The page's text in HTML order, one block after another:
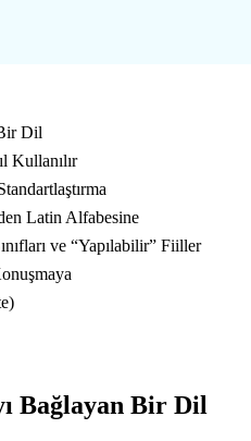
Dil
Kullanılır
Latin Alfabesine
ve “Yapılabilir” Fiiller
Bağlayan Bir Dil